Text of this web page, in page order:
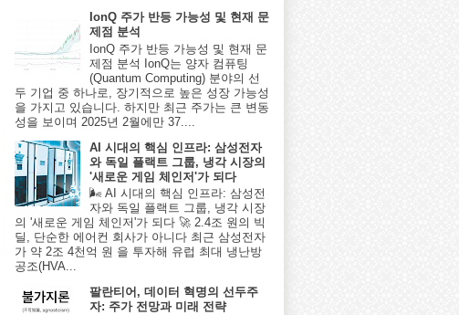
IonQ 주가 반등 가능성 및 현재 문
제점 분석
IonQ 주가 반등 가능성 및 현재 문
제점 분석 IonQ는 양자 컴퓨팅
(Quantum Computing) 분야의 선
두 기업 중 하나로, 장기적으로 높은 성장 가능성
을 가지고 있습니다. 하지만 최근 주가는 큰 변동
성을 보이며 2025년 2월에만 37....
AI 시대의 핵심 인프라: 삼성전자
와 독일 플랙트 그룹, 냉각 시장의
'새로운 게임 체인저'가 되다
🌬️ AI 시대의 핵심 인프라: 삼성전
자와 독일 플랙트 그룹, 냉각 시장
의 '새로운 게임 체인저'가 되다 🚀 2.4조 원의 빅
딜, 단순한 에어컨 회사가 아니다 최근 삼성전자
가 약 2조 4천억 원 을 투자해 유럽 최대 냉난방
공조(HVA...
팔란티어, 데이터 혁명의 선두주
자: 주가 전망과 미래 전략